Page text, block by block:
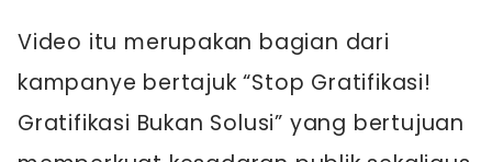
Video itu merupakan bagian dari
kampanye bertajuk “Stop Gratifikasi!
Gratifikasi Bukan Solusi” yang bertujuan